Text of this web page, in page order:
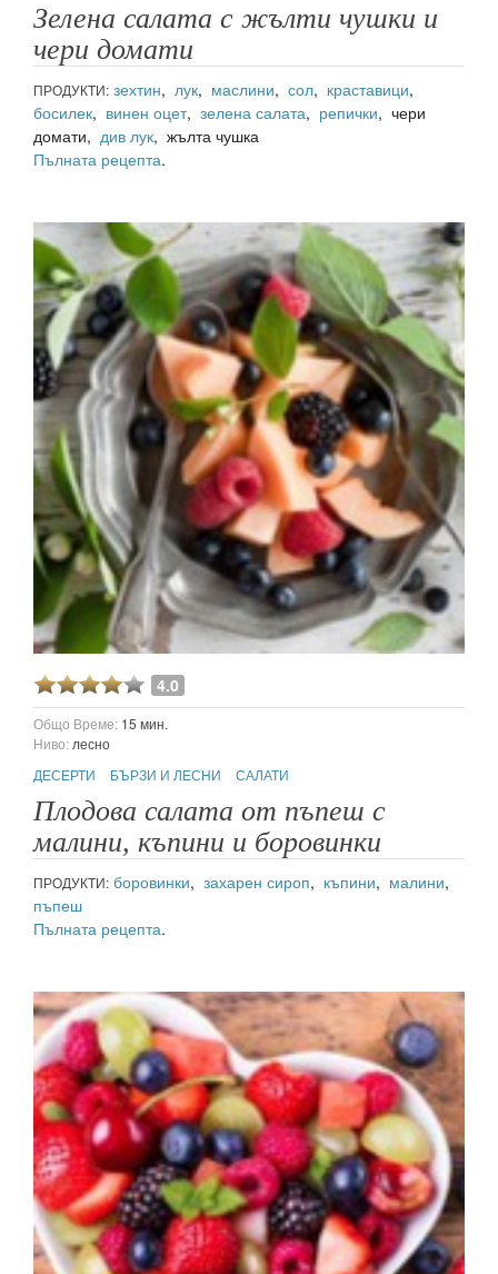
Зелена салата с жълти чушки и
чери домати
ПРОДУКТИ: зехтин, лук, маслини, сол, краставици,
босилек, винен оцет, зелена салата, репички, чери
домати, див лук, жълта чушка
Пълната рецепта.
4.0
Общо Време: 15 мин.
Ниво: лесно
ДЕСЕРТИ
БЪРЗИ И ЛЕСНИ САЛАТИ
Плодова салата от пъпеш с
малини, къпини и боровинки
ПРОДУКТИ: боровинки, захарен сироп, къпини, малини,
пъпеш
Пълната рецепта.